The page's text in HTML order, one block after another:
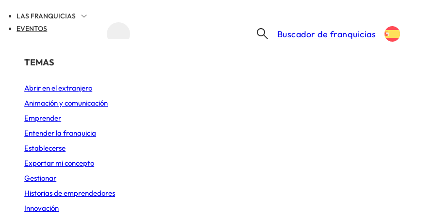
LAS FRANQUICIAS
POR SECTOR
Alimentación
Cafeterías
Comida rápida
Deportes y Ocio
Diseño de cocinas
EVENTOS
TEMAS
Abrir en el extranjero
Animación y comunicación
Emprender
Entender la franquicia
Establecerse
Exportar mi concepto
Gestionar
Historias de emprendedores
Innovación
Buscador de franquicias